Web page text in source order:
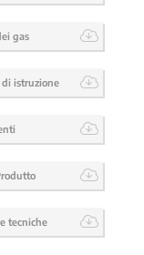
gas
di istruzione
tecniche